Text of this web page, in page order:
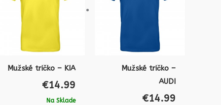
Mužské tričko – KIA
€14.99
Na Sklade
Mužské tričko –
AUDI
€14.99